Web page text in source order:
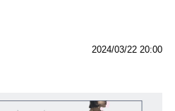
2024/03/22 20:00